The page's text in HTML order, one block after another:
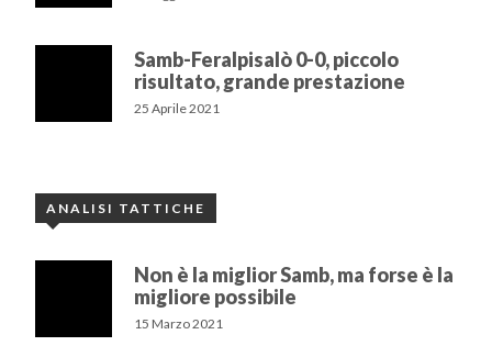
Samb-Feralpisalò 0-0, piccolo
risultato, grande prestazione
25 Aprile 2021
ANALISI TATTICHE
Non è la miglior Samb, ma forse è la
migliore possibile
15 Marzo 2021